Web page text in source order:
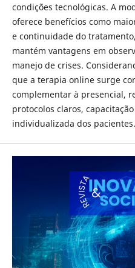
condições tecnológicas. A
oferece benefícios como
e continuidade do
mantém vantagens em
manejo de crises.
que a terapia online surge
complementar à presencial,
protocolos claros,
individualizada dos pacientes.